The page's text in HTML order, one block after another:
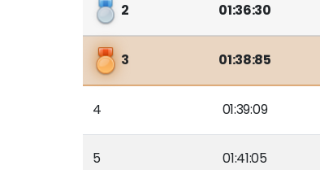
2 01:36:30
3 01:38:85
4 01:39:09
5 01:41:05